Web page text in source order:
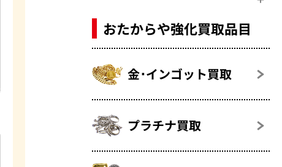
おたからや強化買取品目
金･インゴット買取
プラチナ買取